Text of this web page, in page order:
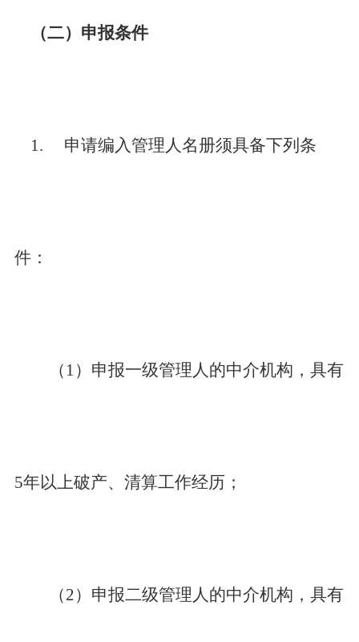
（二）申报条件
1. 申请编入管理人名册须具备下列条
件：
（1）申报一级管理人的中介机构，具有
5年以上破产、清算工作经历；
（2）申报二级管理人的中介机构，具有